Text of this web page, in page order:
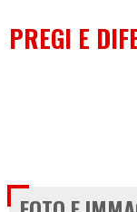
PREGI E